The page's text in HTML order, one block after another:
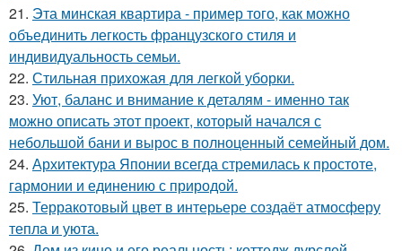
21. Эта минская квартира - пример того, как можно
объединить легкость французского стиля и
индивидуальность семьи.
22. Стильная прихожая для легкой уборки.
23. Уют, баланс и внимание к деталям - именно так
можно описать этот проект, который начался с
небольшой бани и вырос в полноценный семейный дом.
24. Архитектура Японии всегда стремилась к простоте,
гармонии и единению с природой.
25. Терракотовый цвет в интерьере создаёт атмосферу
тепла и уюта.